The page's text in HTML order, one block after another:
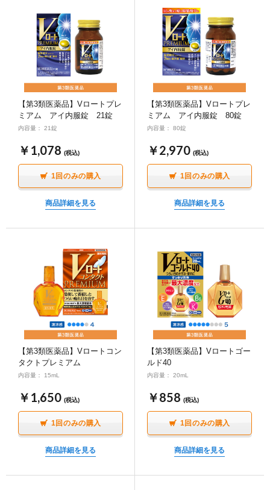
ブランドから探す
キャンペーンから探す
【第3類医薬品】Vロートプレ
ミアム アイ内服錠 21錠
内容量： 21錠
￥1,078 (税込)
1回のみの購入
商品詳細を見る
【第3類医薬品】Vロートプレ
ミアム アイ内服錠 80錠
内容量： 80錠
￥2,970 (税込)
1回のみの購入
商品詳細を見る
【第3類医薬品】Vロートコン
タクトプレミアム
内容量： 15mL
￥1,650 (税込)
1回のみの購入
商品詳細を見る
【第3類医薬品】Vロートゴー
ルド40
内容量： 20mL
￥858 (税込)
1回のみの購入
商品詳細を見る